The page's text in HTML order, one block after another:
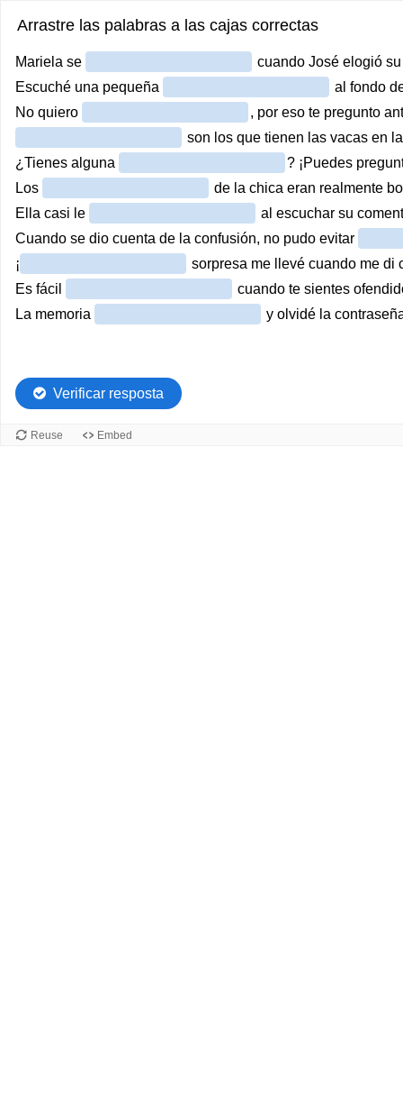
Arrastre las palabras a las cajas correctas
Mariela se
cuando José elogió
Escuché una pequeña
al fondo
No quiero
, por eso te pregunto
son los que tienen las vacas en
¿Tienes alguna
? ¡Puedes
Los
de la chica eran realmente
Ella casi le
al escuchar su
Cuando se dio cuenta de la confusión, no pudo evitar
¡
sorpresa me llevé cuando me di
Es fácil
cuando te sientes
La memoria
y olvidé la
Verificar resposta
Reuse Embed